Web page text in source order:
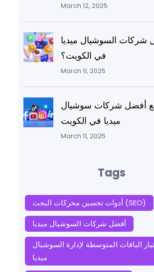
March 12, 2025
السوشيال ميديا
في الكويت؟
March 11, 2025
أفضل شركات سوشيال
ميديا في الكويت
March 11, 2025
Tags
أدوات تحسين محركات البحث (SEO)
أفضل شركات السوشيال ميديا
الباقات المتوسطة لإدارة السوشيال
ميديا